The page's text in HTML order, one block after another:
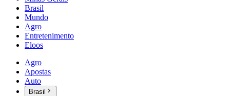
Brasil
Mundo
Agro
Entretenimento
Eloos
Agro
Apostas
Auto
Brasil